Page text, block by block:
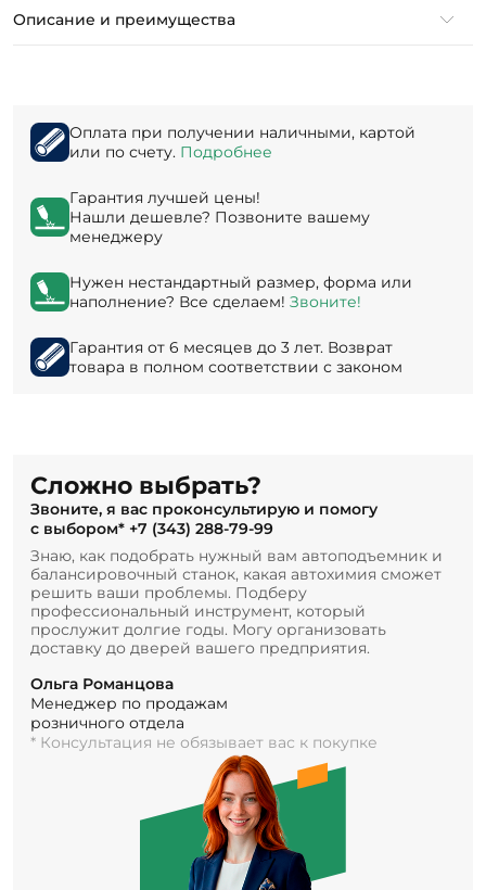
Описание и преимущества
Оплата при получении наличными, картой
или по счету. Подробнее
Гарантия лучшей цены!
Нашли дешевле? Позвоните вашему
менеджеру
Нужен нестандартный размер, форма или
наполнение? Все сделаем! Звоните!
Гарантия от 6 месяцев до 3 лет. Возврат
товара в полном соответствии с законом
Сложно выбрать?
Звоните, я вас проконсультирую и помогу
с выбором* +7 (343) 288-79-99
Знаю, как подобрать нужный вам автоподъемник и
балансировочный станок, какая автохимия сможет
решить ваши проблемы. Подберу
профессиональный инструмент, который
прослужит долгие годы. Могу организовать
доставку до дверей вашего предприятия.
Ольга Романцова
Менеджер по продажам
розничного отдела
* Консультация не обязывает вас к покупке